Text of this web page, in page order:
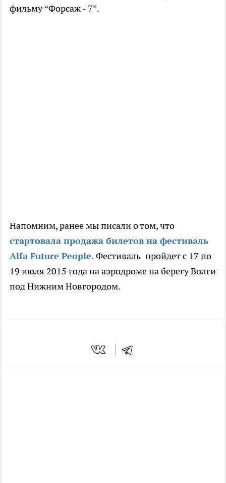
фильму “Форсаж - 7”.
Напомним, ранее мы писали о том, что
стартовала продажа билетов на фестиваль
Alfa Future People. Фестиваль пройдет с 17 по
19 июля 2015 года на аэродроме на берегу Волги
под Нижним Новгородом.